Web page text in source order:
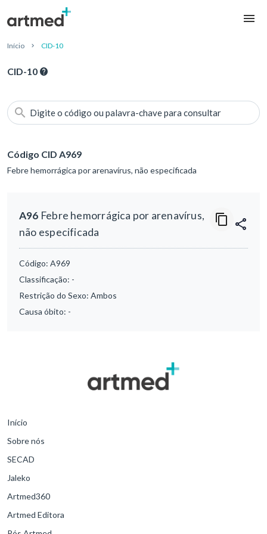
Início CID-10
CID-10
Digite o código ou palavra-chave para consultar
Código CID A969
Febre hemorrágica por arenavírus, não especificada
A96 Febre hemorrágica por arenavírus,
não especificada
Código: A969
Classificação: -
Restrição do Sexo: Ambos
Causa óbito: -
Início
Sobre nós
SECAD
Jaleko
Artmed360
Artmed Editora